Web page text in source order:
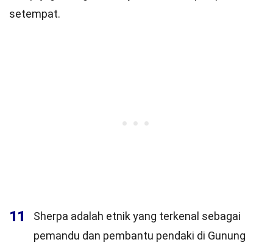
setempat.
11
Sherpa adalah etnik yang terkenal sebagai
pemandu dan pembantu pendaki di Gunung